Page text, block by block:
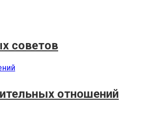
советов
отношений